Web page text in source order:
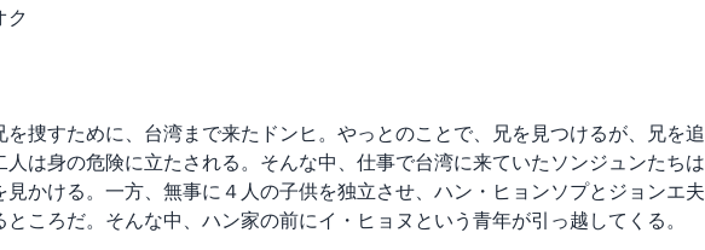
ク
捜すために、台湾まで来たドンヒ。やっとのことで、兄を見つけるが、兄を追
人は身の危険に立たされる。そんな中、仕事で台湾に来ていたソンジュンたちは
かける。一方、無事に４人の子供を独立させ、ハン・ヒョンソプとジョンエ夫
ころだ。そんな中、ハン家の前にイ・ヒョヌという青年が引っ越してくる。